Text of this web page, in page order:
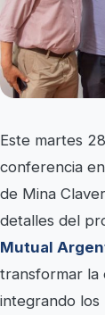
Este martes
conferencia
de Mina
detalles del
Mutual
transformar la
integrando los